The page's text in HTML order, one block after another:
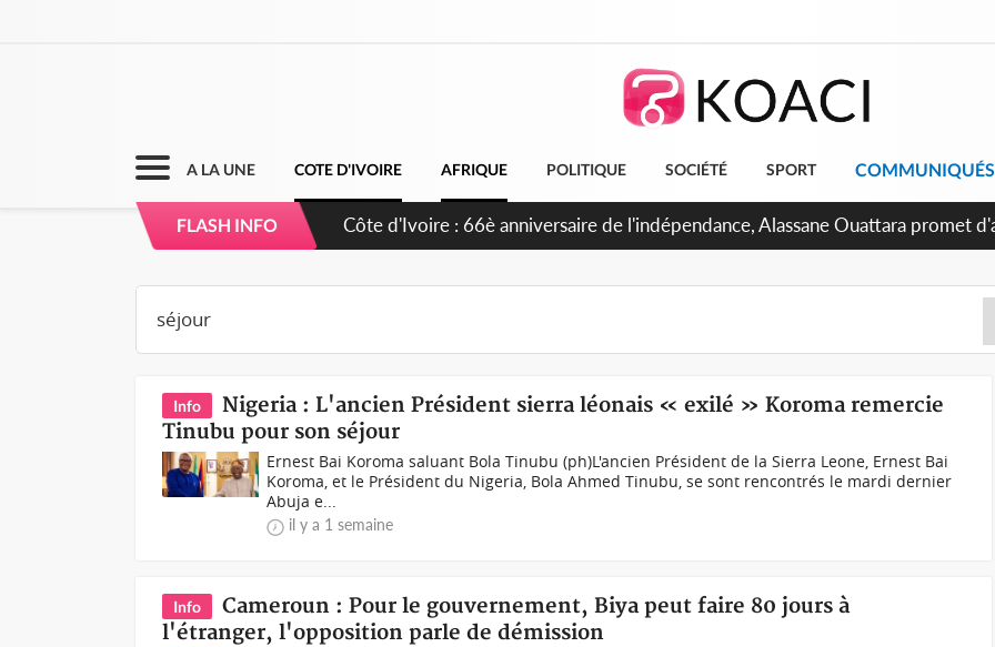
A LA UNE COTE D'IVOIRE AFRIQUE POLITIQUE SOCIÉTÉ SPORT COMMUNIQUÉS
FLASH INFO
Info
Nigeria : L'ancien Président sierra léonais « exilé » Koroma remercie
Tinubu pour son séjour
Ernest Bai Koroma saluant Bola Tinubu (ph)L'ancien Président de la Sierra Leone, Ernest Bai
Koroma, et le Président du Nigeria, Bola Ahmed Tinubu, se sont rencontrés le mardi dernier
Abuja e...
il y a 1 semaine
Info
Cameroun : Pour le gouvernement, Biya peut faire 80 jours à
l'étranger, l'opposition parle de démission